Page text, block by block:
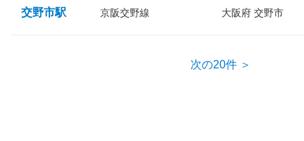
交野市駅 京阪交野線 大阪府 交野市
次の20件 ＞